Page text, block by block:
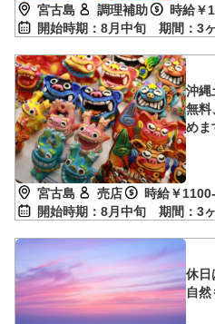
宮古島 調理補助
時給￥
開始時期：8月中旬 期間：3
沖縄
無料
めま
宮古島 売店
時給￥1100-
開始時期：8月中旬 期間：3
休日
自